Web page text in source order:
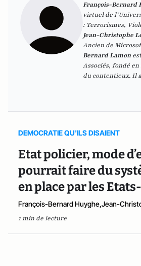
François-Bernard
virtuel de
: Terrorismes,
Jean-Christophe
Ancien de
Bernard Lamon
Associés, fondé en
du contentieux. Il
DEMOCRATIE QU'ILS DISAIENT
Etat policier, mode
pourrait faire du
en place par les
François-Bernard Huyghe,Jean-
1 min de lecture